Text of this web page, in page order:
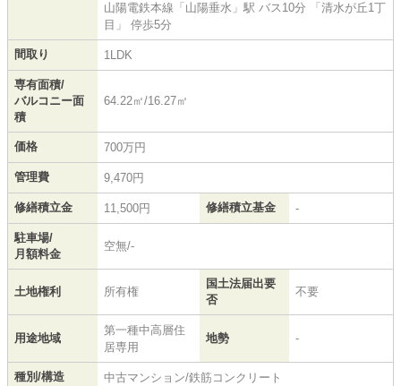
山陽電鉄本線 「 山陽垂水 」駅 バス10分 「清水が丘1丁
目」 停歩5分
間取り 1LDK
専有面積/
バルコニー面
積
64.22㎡/16.27㎡
価格 700万円
管理費 9,470円
修繕積立金 11,500円 修繕積立基金 -
駐車場/
月額料金
空無/-
土地権利 所有権
国土法届出要
否
不要
用途地域
第一種中高層住
居専用
地勢 -
種別/構造 中古マンション/鉄筋コンクリート